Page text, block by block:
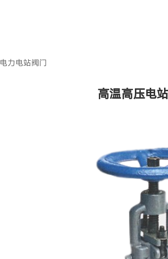
电力电站阀门
高温高压电